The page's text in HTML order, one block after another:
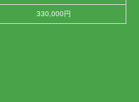
330,000円